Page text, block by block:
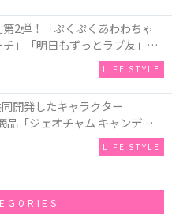
2弾！「ぷくぷくあわわちゃ
」「明日もずっとラブ友」な
」や「遊べるメモ帳」が発売
LIFE STYLE
開発したキャラクター
品「ジェオチャム キャンディデ
売！一部店舗限定で特別装飾
LIFE STYLE